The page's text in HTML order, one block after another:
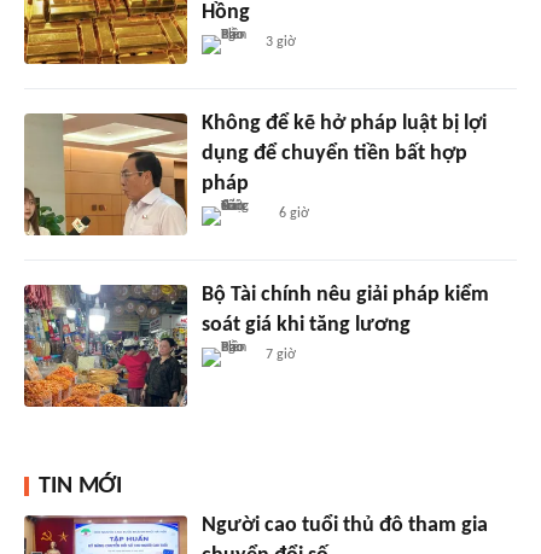
Hồng
3 giờ
Không để kẽ hở pháp luật bị lợi
dụng để chuyển tiền bất hợp
pháp
6 giờ
Bộ Tài chính nêu giải pháp kiểm
soát giá khi tăng lương
7 giờ
TIN MỚI
Người cao tuổi thủ đô tham gia